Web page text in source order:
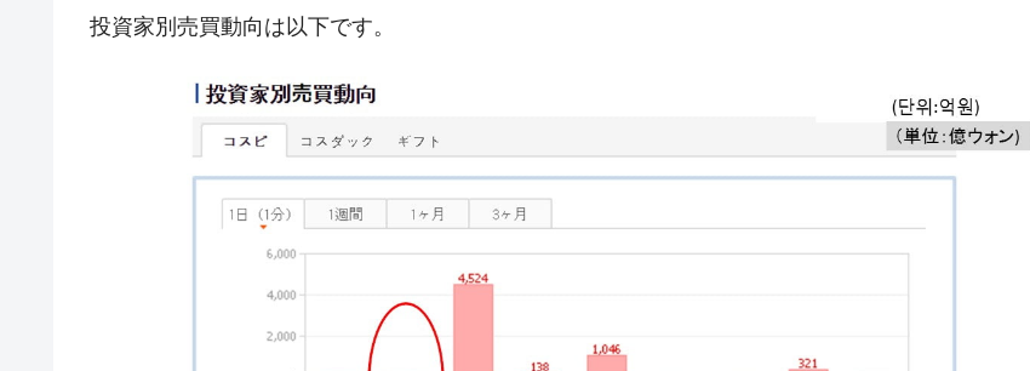
『Money1』 韓国･加徳島新国際空港「またも暗礁」の危機 ⇒ 10.7兆では損が出るからできない。
『Money1』
【速報】韓国株式市場の暴落・本日07月29日(水)もサイドカー・サーキットブレイカーの二段コンボ
『Money1』 IT産業は人を雇用する効果は低い。全産業の半分未満しか雇用を生まない
韓国「株式市場が賭博場のように変質したのは政界の責任だ」
韓国化学企業最大手『ロッテケミカル』純借入金が約8兆。信用格付け「ネガティブ」にダウン
韓国株式市場･暗黒の火曜日。サーキットブレイカーも発動！ 半導体2銘柄の暴落
投資家別売買動向は以下です。